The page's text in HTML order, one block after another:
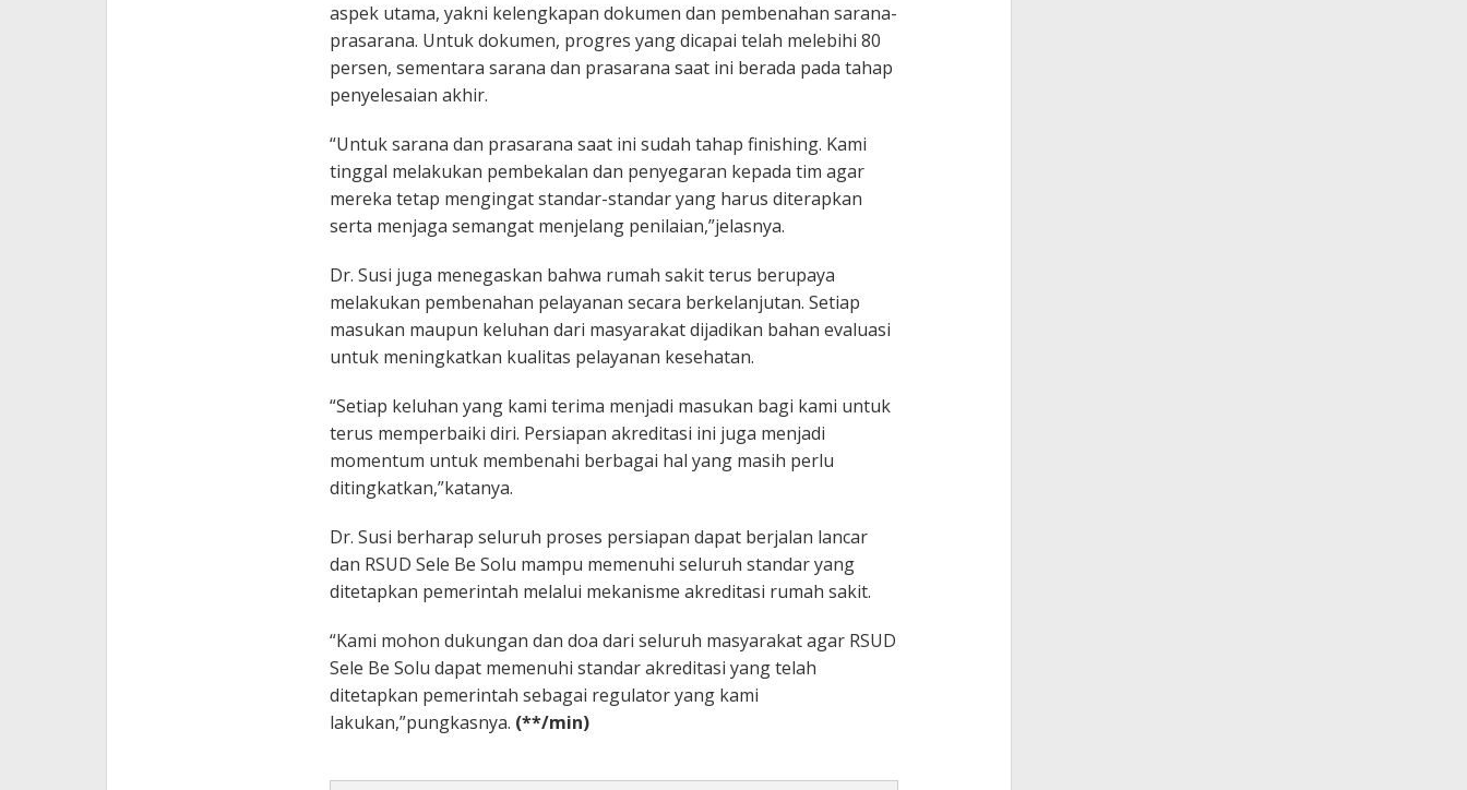
aspek utama, yakni kelengkapan dokumen dan pembenahan sarana-
prasarana. Untuk dokumen, progres yang dicapai telah melebihi 80
persen, sementara sarana dan prasarana saat ini berada pada tahap
penyelesaian akhir.
“Untuk sarana dan prasarana saat ini sudah tahap finishing. Kami
tinggal melakukan pembekalan dan penyegaran kepada tim agar
mereka tetap mengingat standar-standar yang harus diterapkan
serta menjaga semangat menjelang penilaian,”jelasnya.
Dr. Susi juga menegaskan bahwa rumah sakit terus berupaya
melakukan pembenahan pelayanan secara berkelanjutan. Setiap
masukan maupun keluhan dari masyarakat dijadikan bahan evaluasi
untuk meningkatkan kualitas pelayanan kesehatan.
“Setiap keluhan yang kami terima menjadi masukan bagi kami untuk
terus memperbaiki diri. Persiapan akreditasi ini juga menjadi
momentum untuk membenahi berbagai hal yang masih perlu
ditingkatkan,”katanya.
Dr. Susi berharap seluruh proses persiapan dapat berjalan lancar
dan RSUD Sele Be Solu mampu memenuhi seluruh standar yang
ditetapkan pemerintah melalui mekanisme akreditasi rumah sakit.
“Kami mohon dukungan dan doa dari seluruh masyarakat agar RSUD
Sele Be Solu dapat memenuhi standar akreditasi yang telah
ditetapkan pemerintah sebagai regulator yang kami
lakukan,”pungkasnya. (**/min)